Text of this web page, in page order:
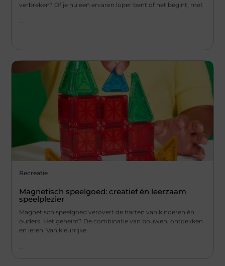
verbreken? Of je nu een ervaren loper bent of net begint, met
Recreatie
Magnetisch speelgoed: creatief én leerzaam
speelplezier
Magnetisch speelgoed verovert de harten van kinderen én
ouders. Het geheim? De combinatie van bouwen, ontdekken
en leren. Van kleurrijke
...